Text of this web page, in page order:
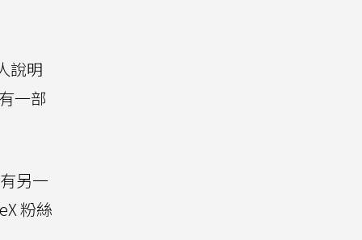
說明
一部
另一
粉絲